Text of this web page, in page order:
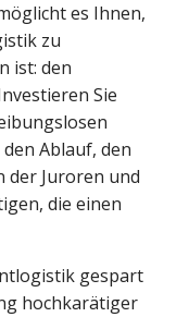
es Ihnen,
zu
ist: den
Sie
Ablauf, den
der Juroren und
die einen
gespart
hochkarätiger